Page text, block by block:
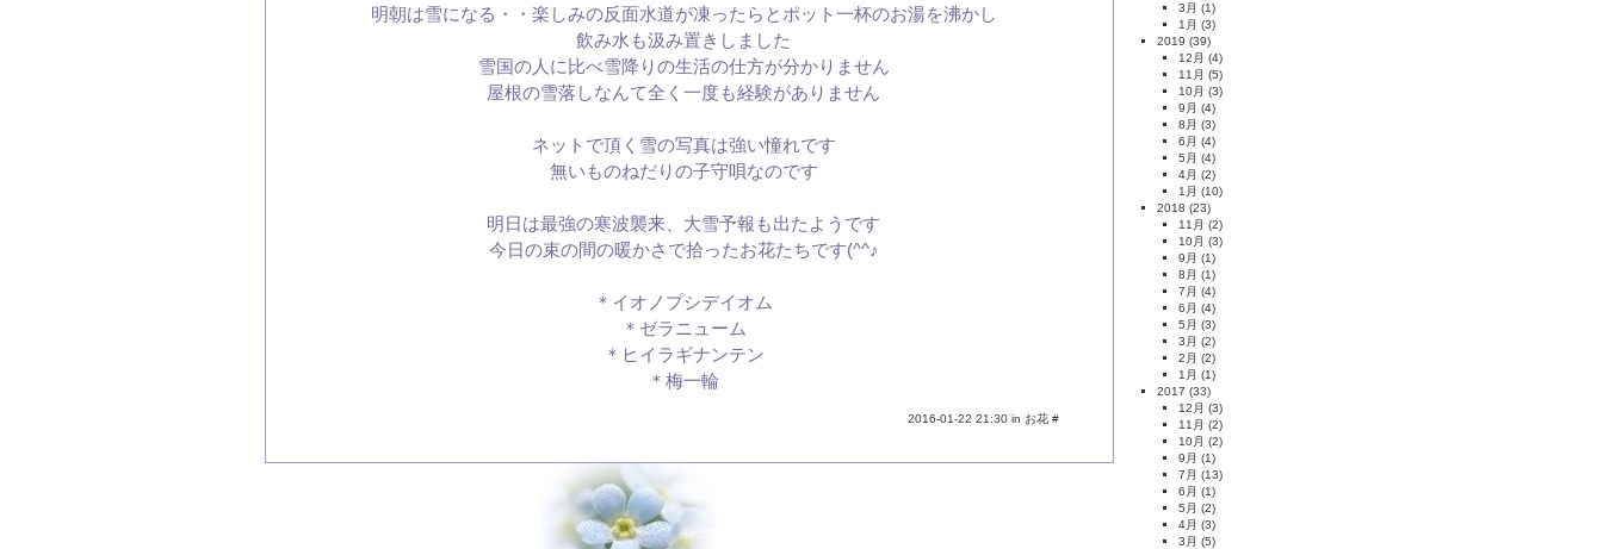
明朝は雪になる・・楽しみの反面水道が凍ったらとポット一杯のお湯を沸かし
飲み水も汲み置きしました
雪国の人に比べ雪降りの生活の仕方が分かりません
屋根の雪落しなんて全く一度も経験がありません
ネットで頂く雪の写真は強い憧れです
無いものねだりの子守唄なのです
明日は最強の寒波襲来、大雪予報も出たようです
今日の束の間の暖かさで拾ったお花たちです(^^♪
＊イオノプシデイオム
＊ゼラニューム
＊ヒイラギナンテン
＊梅一輪
2016-01-22 21:30 in お花 #
3月 (1)
1月 (3)
2019 (39)
12月 (4)
11月 (5)
10月 (3)
9月 (4)
8月 (3)
6月 (4)
5月 (4)
4月 (2)
1月 (10)
2018 (23)
11月 (2)
10月 (3)
9月 (1)
8月 (1)
7月 (4)
6月 (4)
5月 (3)
3月 (2)
2月 (2)
1月 (1)
2017 (33)
12月 (3)
11月 (2)
10月 (2)
9月 (1)
7月 (13)
6月 (1)
5月 (2)
4月 (3)
3月 (5)